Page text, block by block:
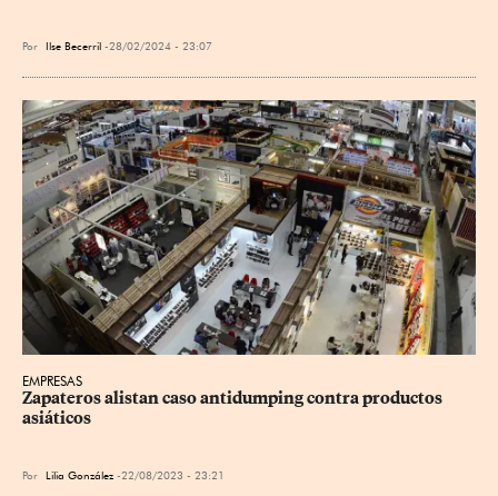
Por Ilse Becerril 28/02/2024 - 23:07
EMPRESAS
Zapateros alistan caso antidumping contra productos
asiáticos
Por Lilia González 22/08/2023 - 23:21